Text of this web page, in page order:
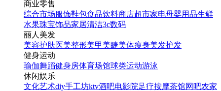
商业零售
综合市场服饰鞋包食品饮料商店超市家电母婴用品生鲜
水果珠宝饰品家居清洁3c数码
丽人美发
美容护肤医美整形美甲美睫美体瘦身美发护发
健身运动
瑜伽舞蹈健身房体育场馆球类运动游泳
休闲娱乐
文化艺术diy手工坊ktv酒吧电影院足疗按摩茶馆网吧农家